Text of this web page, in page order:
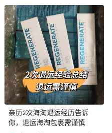
亲历2次海淘退运经历告诉
你，退运海淘包裹需谨慎